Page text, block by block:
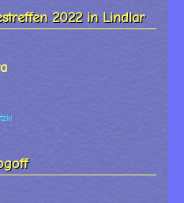
2022 in Lindlar